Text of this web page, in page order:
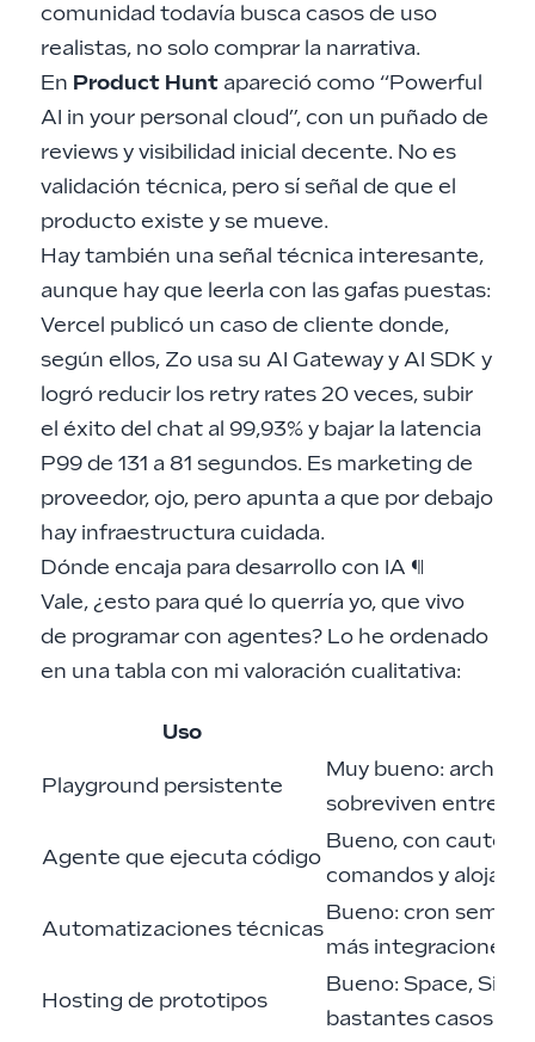
comunidad todavía busca casos de uso
realistas, no solo comprar la narrativa.
En Product Huntapareció como “Powerful
AI in your personal cloud”, con un puñado de
reviews y visibilidad inicial decente. No es
validación técnica, pero sí señal de que el
producto existe y se mueve.
Hay también una señal técnica interesante,
aunque hay que leerla con las gafas puestas:
Vercel publicó un caso de cliente donde,
según ellos, Zo usa su AI Gateway y AI SDK y
logró reducir los retry rates 20 veces, subir
el éxito del chat al 99,93% y bajar la latencia
P99 de 131 a 81 segundos. Es marketing de
proveedor, ojo, pero apunta a que por debajo
hay infraestructura cuidada.
Dónde encaja para desarrollo con IA ¶
Vale, ¿esto para qué lo querría yo, que vivo
de programar con agentes? Lo he ordenado
en una tabla con mi valoración cualitativa:
Uso
Playground persistente
Muy bueno:
sobreviven entre
Agente que ejecuta código
Bueno, con cautela:
comandos y alojar
Automatizaciones técnicas
Bueno: cron
más integraciones.
Hosting de prototipos
Bueno: Space,
bastantes casos.